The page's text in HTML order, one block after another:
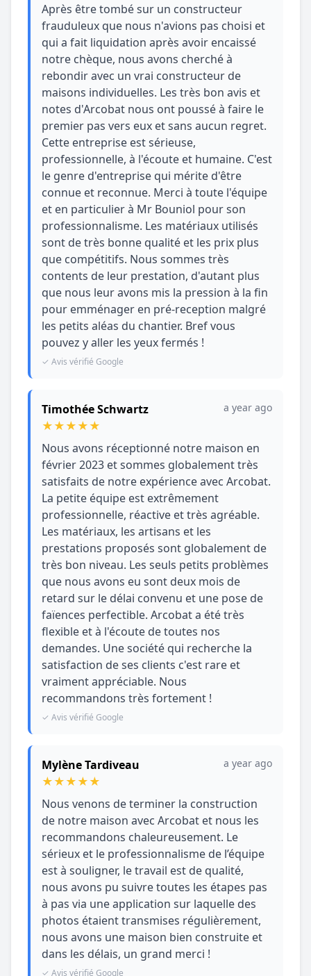
Après être tombé sur un constructeur
frauduleux que nous n'avions pas choisi et
qui a fait liquidation après avoir encaissé
notre chèque, nous avons cherché à
rebondir avec un vrai constructeur de
maisons individuelles. Les très bon avis et
notes d'Arcobat nous ont poussé à faire le
premier pas vers eux et sans aucun regret.
Cette entreprise est sérieuse,
professionnelle, à l'écoute et humaine. C'est
le genre d'entreprise qui mérite d'être
connue et reconnue. Merci à toute l'équipe
et en particulier à Mr Bouniol pour son
professionnalisme. Les matériaux utilisés
sont de très bonne qualité et les prix plus
que compétitifs. Nous sommes très
contents de leur prestation, d'autant plus
que nous leur avons mis la pression à la fin
pour emménager en pré-reception malgré
les petits aléas du chantier. Bref vous
pouvez y aller les yeux fermés !
✓ Avis vérifié Google
Timothée Schwartz
★★★★★
a year ago
Nous avons réceptionné notre maison en
février 2023 et sommes globalement très
satisfaits de notre expérience avec Arcobat.
La petite équipe est extrêmement
professionnelle, réactive et très agréable.
Les matériaux, les artisans et les
prestations proposés sont globalement de
très bon niveau. Les seuls petits problèmes
que nous avons eu sont deux mois de
retard sur le délai convenu et une pose de
faïences perfectible. Arcobat a été très
flexible et à l'écoute de toutes nos
demandes. Une société qui recherche la
satisfaction de ses clients c'est rare et
vraiment appréciable. Nous
recommandons très fortement !
✓ Avis vérifié Google
Mylène Tardiveau
★★★★★
a year ago
Nous venons de terminer la construction
de notre maison avec Arcobat et nous les
recommandons chaleureusement. Le
sérieux et le professionnalisme de l’équipe
est à souligner, le travail est de qualité,
nous avons pu suivre toutes les étapes pas
à pas via une application sur laquelle des
photos étaient transmises régulièrement,
nous avons une maison bien construite et
dans les délais, un grand merci !
✓ Avis vérifié Google